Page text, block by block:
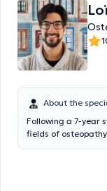
About the
Following a 7-year
fields of